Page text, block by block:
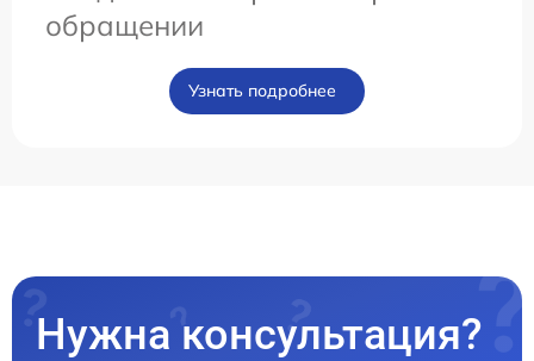
обращении
Узнать подробнее
Нужна консультация?